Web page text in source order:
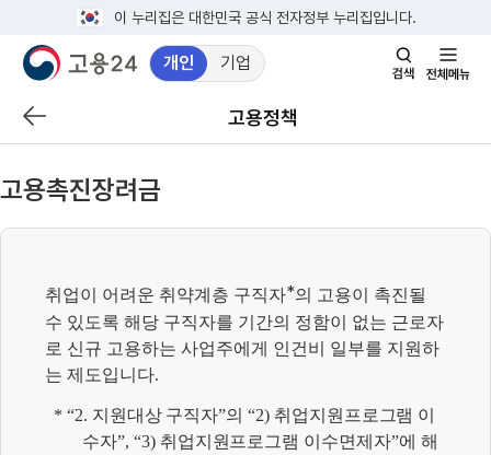
이 누리집은 대한민국 공식 전자정부 누리집입니다.
개인 기업
검
전
이
페
이
지
고용정책
고용촉진장려금
취업이 어려운 취약계층 구직자*의 고용이 촉진될
수 있도록 해당 구직자를 기간의 정함이 없는 근로자
로 신규 고용하는 사업주에게 인건비 일부를 지원하
는 제도입니다.
* “2. 지원대상 구직자”의 “2) 취업지원프로그램 이
수자”, “3) 취업지원프로그램 이수면제자”에 해